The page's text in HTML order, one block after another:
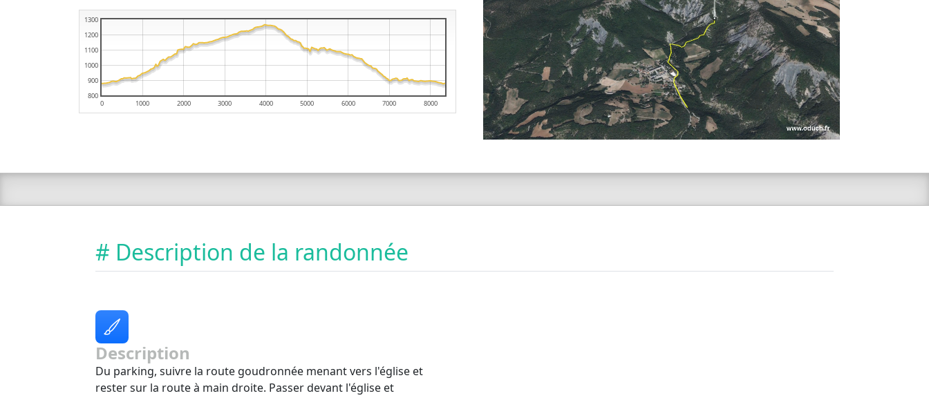
0 1000 2000 3000 4000 5000 6000 7000 8000
800
900
1000
1100
1200
1300
# Description de la randonnée
Description
Du parking, suivre la route goudronnée menant vers l'église et
rester sur la route à main droite. Passer devant l'église et